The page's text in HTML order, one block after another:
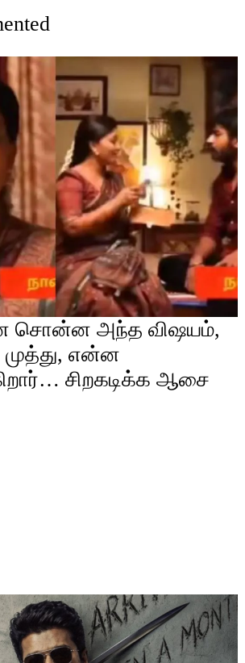
சொன்ன அந்த விஷயம்,
முத்து, என்ன
சிறகடிக்க ஆசை